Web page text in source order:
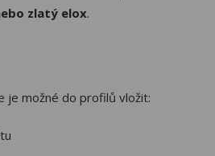
zlatý elox.
je možné do profilů vložit: